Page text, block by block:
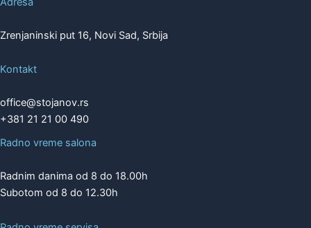
Zrenjaninski put 16, Novi Sad, Srbija
Kontakt
office@stojanov.rs
+381 21 21 00 490
Radno vreme salona
Radnim danima od 8 do 18.00h
Subotom od 8 do 12.30h